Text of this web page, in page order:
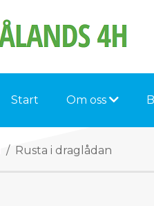
Start Om oss
/ Rusta i draglådan